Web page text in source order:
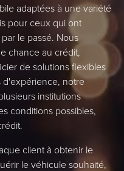
adaptées à une variété
pour ceux qui ont
le passé. Nous
chance au crédit,
de solutions flexibles
d'expérience, notre
institutions
conditions possibles,
client à obtenir le
le véhicule souhaité,